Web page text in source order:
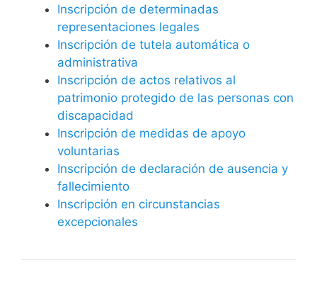
Inscripción de determinadas
representaciones legales
Inscripción de tutela automática o
administrativa
Inscripción de actos relativos al
patrimonio protegido de las personas con
discapacidad
Inscripción de medidas de apoyo
voluntarias
Inscripción de declaración de ausencia y
fallecimiento
Inscripción en circunstancias
excepcionales